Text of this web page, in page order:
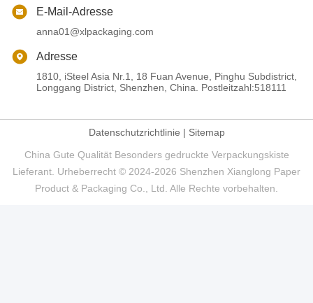
E-Mail-Adresse
anna01@xlpackaging.com
Adresse
1810, iSteel Asia Nr.1, 18 Fuan Avenue, Pinghu Subdistrict,
Longgang District, Shenzhen, China. Postleitzahl:518111
Datenschutzrichtlinie | Sitemap
China Gute Qualität Besonders gedruckte Verpackungskiste
Lieferant. Urheberrecht © 2024-2026 Shenzhen Xianglong Paper
Product & Packaging Co., Ltd. Alle Rechte vorbehalten.